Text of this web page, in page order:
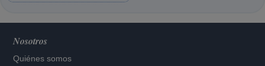
Nosotros
Quiénes somos